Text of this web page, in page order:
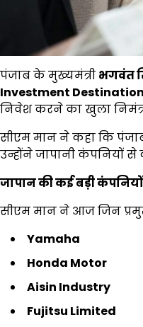
पंजाब के मुख्यमंत्री भगवंत
Investment
निवेश करने का खुला
सीएम मान ने कहा कि
उन्होंने जापानी कंपनियों
जापान की कई बड़ी
सीएम मान ने आज जिन
Yamaha
Honda Motor
Aisin Industry
Fujitsu Limited